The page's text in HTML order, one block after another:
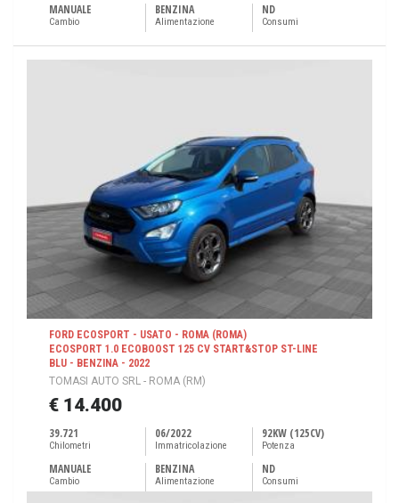
MANUALE
Cambio
BENZINA
Alimentazione
ND
Consumi
FORD ECOSPORT - USATO - ROMA (ROMA)
ECOSPORT 1.0 ECOBOOST 125 CV START&STOP ST-LINE
BLU - BENZINA - 2022
TOMASI AUTO SRL - ROMA (RM)
€ 14.400
39.721
Chilometri
06/2022
Immatricolazione
92KW (125CV)
Potenza
MANUALE
Cambio
BENZINA
Alimentazione
ND
Consumi